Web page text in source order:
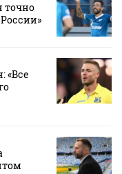
точно
«Все